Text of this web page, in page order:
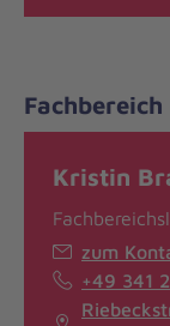
Kristin
zum
+49 341